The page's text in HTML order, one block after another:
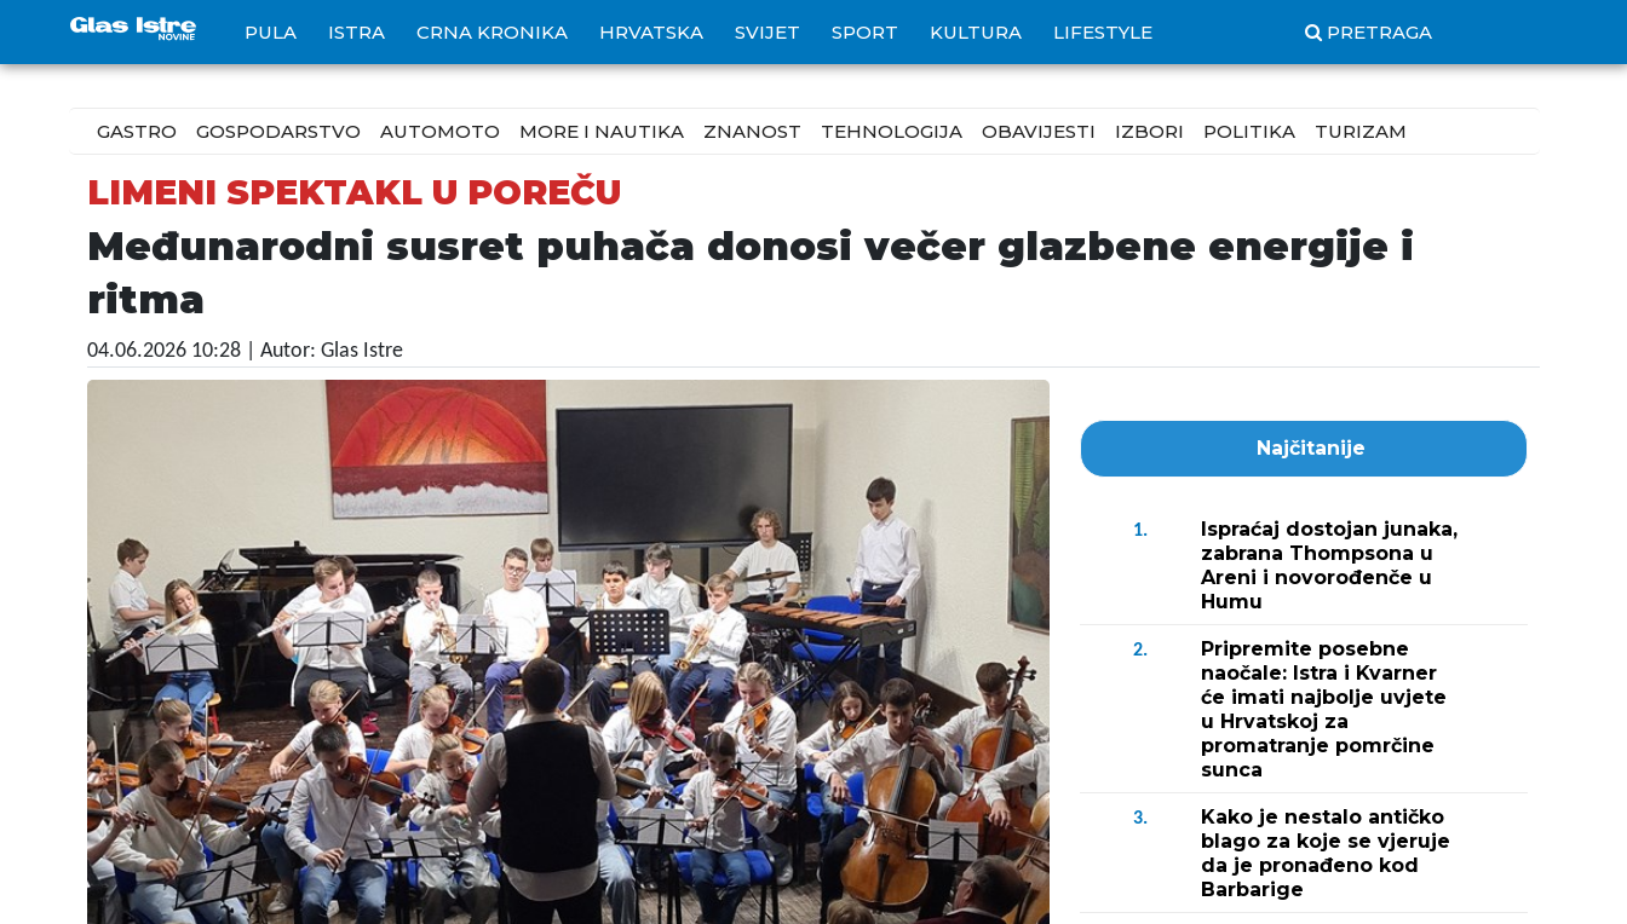
PULA ISTRA CRNA KRONIKA HRVATSKA SVIJET SPORT KULTURA LIFESTYLE PRETRAGA
GASTRO GOSPODARSTVO AUTOMOTO MORE I NAUTIKA ZNANOST TEHNOLOGIJA OBAVIJESTI IZBORI POLITIKA TURIZAM
LIMENI SPEKTAKL U POREČU
Međunarodni susret puhača donosi večer glazbene energije i
ritma
04.06.2026 10:28 | Autor: Glas Istre
Najčitanije
1.
Ispraćaj dostojan junaka,
zabrana Thompsona u
Areni i novorođenče u
Humu
2.
Pripremite posebne
naočale: Istra i Kvarner
će imati najbolje uvjete
u Hrvatskoj za
promatranje pomrčine
sunca
3.
Kako je nestalo antičko
blago za koje se vjeruje
da je pronađeno kod
Barbarige